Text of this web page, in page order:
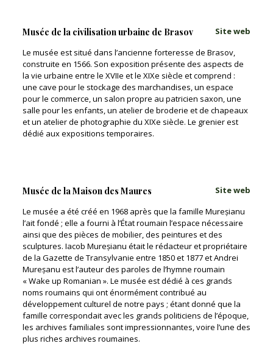
Musée de la civilisation urbaine de Brasov
Site web
Le musée est situé dans l’ancienne forteresse de Brasov,
construite en 1566. Son exposition présente des aspects de
la vie urbaine entre le XVIIe et le XIXe siècle et comprend :
une cave pour le stockage des marchandises, un espace
pour le commerce, un salon propre au patricien saxon, une
salle pour les enfants, un atelier de broderie et de chapeaux
et un atelier de photographie du XIXe siècle. Le grenier est
dédié aux expositions temporaires.
Musée de la Maison des Maures
Site web
Le musée a été créé en 1968 après que la famille Mureșianu
l’ait fondé ; elle a fourni à l’État roumain l’espace nécessaire
ainsi que des pièces de mobilier, des peintures et des
sculptures. Iacob Mureșianu était le rédacteur et propriétaire
de la Gazette de Transylvanie entre 1850 et 1877 et Andrei
Mureșanu est l’auteur des paroles de l’hymne roumain
« Wake up Romanian ». Le musée est dédié à ces grands
noms roumains qui ont énormément contribué au
développement culturel de notre pays ; étant donné que la
famille correspondait avec les grands politiciens de l’époque,
les archives familiales sont impressionnantes, voire l’une des
plus riches archives roumaines.